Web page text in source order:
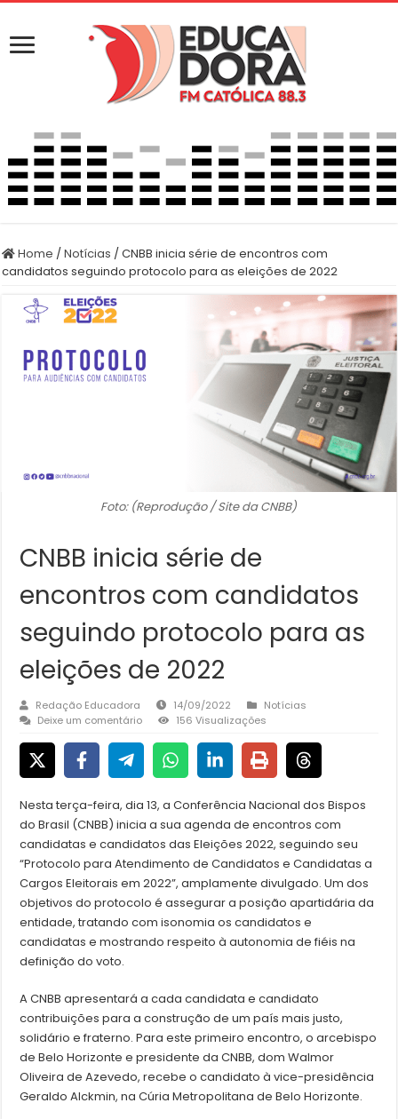
Home /Notícias /CNBB inicia série de encontros com
candidatos seguindo protocolo para as eleições de 2022
Foto: (Reprodução / Site da CNBB)
CNBB inicia série de
encontros com candidatos
seguindo protocolo para as
eleições de 2022
Redação Educadora 14/09/2022
Notícias
Deixe um comentário
156 Visualizações
Nesta terça-feira, dia 13, a Conferência Nacional dos Bispos
do Brasil (CNBB) inicia a sua agenda de encontros com
candidatas e candidatos das Eleições 2022, seguindo seu
“Protocolo para Atendimento de Candidatos e Candidatas a
Cargos Eleitorais em 2022”, amplamente divulgado. Um dos
objetivos do protocolo é assegurar a posição apartidária da
entidade, tratando com isonomia os candidatos e
candidatas e mostrando respeito à autonomia de fiéis na
definição do voto.
A CNBB apresentará a cada candidata e candidato
contribuições para a construção de um país mais justo,
solidário e fraterno. Para este primeiro encontro, o arcebispo
de Belo Horizonte e presidente da CNBB, dom Walmor
Oliveira de Azevedo, recebe o candidato à vice-presidência
Geraldo Alckmin, na Cúria Metropolitana de Belo Horizonte.